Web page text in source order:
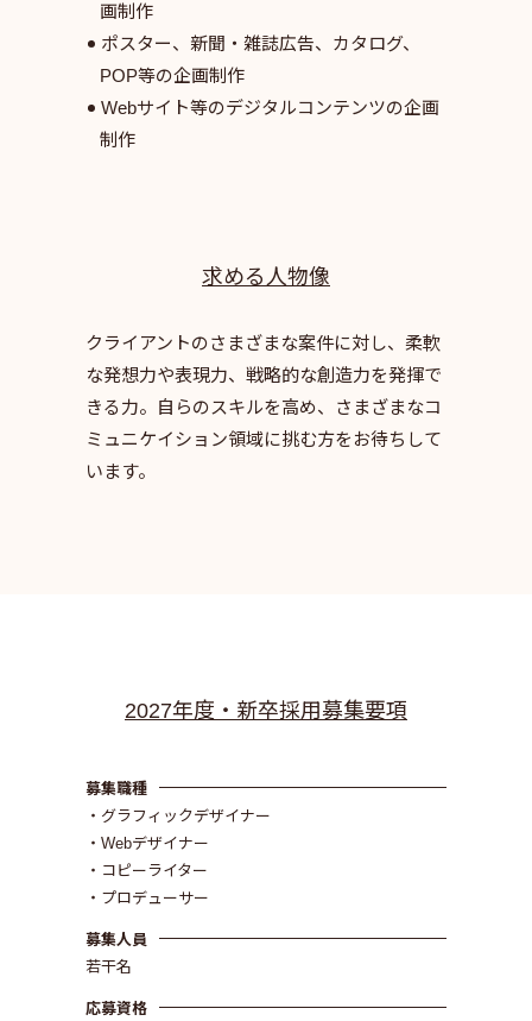
画制作
ポスター、新聞・雑誌広告、カタログ、
POP等の企画制作
Webサイト等のデジタルコンテンツの企画
制作
求める人物像
クライアントのさまざまな案件に対し、柔軟
な発想力や表現力、戦略的な創造力を発揮で
きる力。
自らのスキルを高め、さまざまなコ
ミュニケイション領域に挑む方をお待ちして
います。
2027年度・新卒採用募集要項
募集職種
・グラフィックデザイナー
・Webデザイナー
・コピーライター
・プロデューサー
募集人員
若干名
応募資格